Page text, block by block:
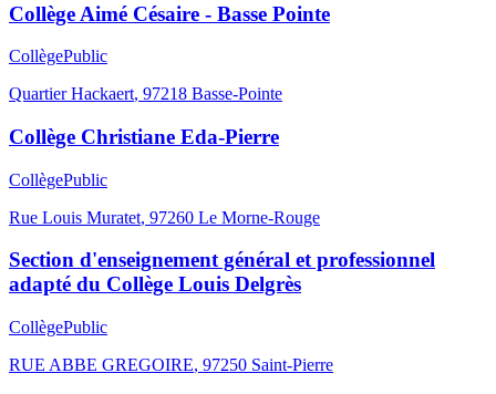
Collège Aimé Césaire - Basse Pointe
CollègePublic
Quartier Hackaert, 97218 Basse-Pointe
Collège Christiane Eda-Pierre
CollègePublic
Rue Louis Muratet, 97260 Le Morne-Rouge
Section d'enseignement général et professionnel
adapté du Collège Louis Delgrès
CollègePublic
RUE ABBE GREGOIRE, 97250 Saint-Pierre